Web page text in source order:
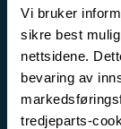
Vi bruker
sikre best
nettsidene.
bevaring av
tredjeparts-
forskning
UiT, kan
på
du
hva